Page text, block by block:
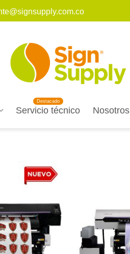
Servicio técnico Nosotros